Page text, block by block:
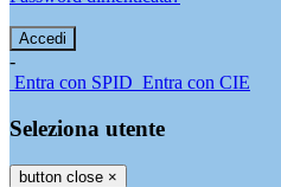
-
Entra con SPID Entra con CIE
Seleziona utente
button close ×